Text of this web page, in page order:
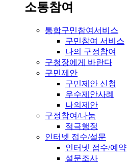
소통참여
통합구민참여서비스
구민참여 서비스
나의 구정참여
구청장에게 바란다
구민제안
구민제안 신청
우수제안사례
나의제안
구정참여/나눔
적극행정
인터넷 접수/설문
인터넷 접수/예약
설문조사